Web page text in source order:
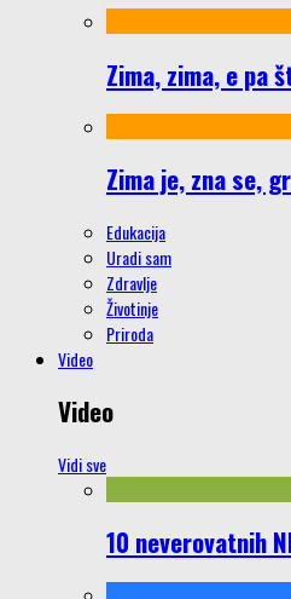
Zima, zima, e pa
Zima je, zna se,
Edukacija
Uradi sam
Zdravlje
Životinje
Priroda
Video
Video
Vidi sve
10 neverovatnih